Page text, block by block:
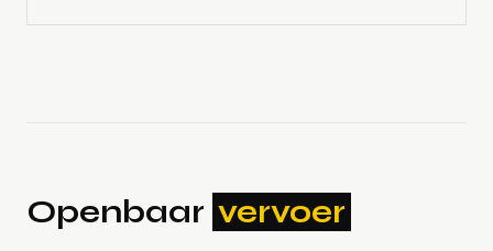
Openbaar vervoer